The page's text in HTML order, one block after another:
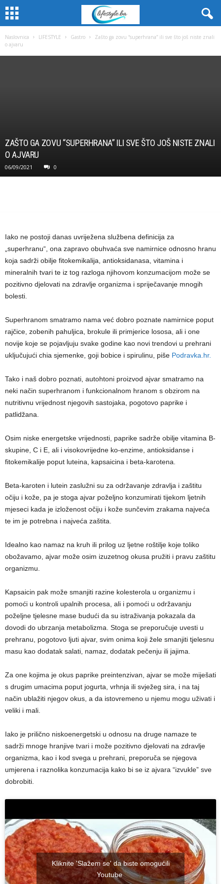
Naslovnica LIFESTYLE Gastro
Zašto ga zovu “superhrana” ili sve što još niste znali
o ajvaru
ZAŠTO GA ZOVU “SUPERHRANA” ILI SVE ŠTO JOŠ NISTE ZNALI
O AJVARU
06/09/2021 0
Iako ne postoji danas uvriježena službena definicija za
„superhranu“, ona zapravo obuhvaća sve namirnice odnosno hranu
koja sadrži obilje fitokemikalija, antioksidanasa, vitamina i
mineralnih tvari te iz tog razloga njihovom konzumacijom može se
pozitivno djelovati na zdravlje organizma i spriječavanje mnogih
bolesti.
Superhranom smatramo nama već dobro poznate namirnice poput
rajčice, zobenih pahuljica, brokule ili primjerice lososa, ali i one
novije koje se pojavljuju svake godine kao novi trendovi u prehrani
uključujući chia sjemenke, goji bobice i spirulinu, piše Podravka.hr.
Tako i naš dobro poznati, autohtoni proizvod ajvar smatramo na
neki način superhranom i funkcionalnom hranom s obzirom na
nutritivnu vrijednost njegovih sastojaka, pogotovo paprike i
patlidžana.
Osim niske energetske vrijednosti, paprike sadrže obilje vitamina B-
skupine, C i E, ali i visokovrijedne ko-enzime, antioksidanse i
fitokemikalije poput luteina, kapsaicina i beta-karotena.
Beta-karoten i lutein zaslužni su za održavanje zdravlja i zaštitu
očiju i kože, pa je stoga ajvar poželjno konzumirati tijekom ljetnih
mjeseci kada je izloženost očiju i kože sunčevim zrakama najveća
te im je potrebna i najveća zaštita.
Idealno kao namaz na kruh ili prilog uz ljetne roštilje koje toliko
obožavamo, ajvar može osim izuzetnog okusa pružiti i pravu zaštitu
organizmu.
Kapsaicin pak može smanjiti razine kolesterola u organizmu i
pomoći u kontroli upalnih procesa, ali i pomoći u održavanju
poželjne tjelesne mase budući da su istraživanja pokazala da
dovodi do ubrzanja metabolizma. Stoga se preporučuje uvesti u
prehranu, pogotovo ljuti ajvar, svim onima koji žele smanjiti tjelesnu
masu kao dodatak salati, namaz, dodatak pečenju ili jajima.
Za one kojima je okus paprike preintenzivan, ajvar se može miješati
s drugim umacima poput jogurta, vrhnja ili svježeg sira, i na taj
način ublažiti njegov okus, a da istovremeno u njemu mogu uživati i
veliki i mali.
Iako je prilično niskoenergetski u odnosu na druge namaze te
sadrži mnoge hranjive tvari i može pozitivno djelovati na zdravlje
organizma, kao i kod svega u prehrani, preporuča se njegova
umjerena i raznolika konzumacija kako bi se iz ajvara “izvukle” sve
dobrobiti.
Kliknite 'Slažem se' da biste omogućili
Youtube